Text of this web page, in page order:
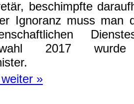
beschimpfte
Ignoranz muss man
2017
»